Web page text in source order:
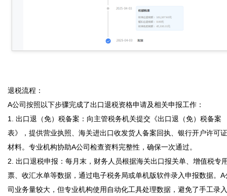
退税流程：
A公司按照以下步骤完成了出口退税资格申请及相关申报工作：
1. 出口退（免）税备案：向主管税务机关提交《出口退（免）税备案
表》，提供营业执照、海关进出口收发货人备案回执、银行开户许可
材料。专业机构协助A公司检查资料完整性，确保一次通过。
2. 出口退税申报：每月末，财务人员根据海关出口报关单、增值税专
票、收汇水单等数据，通过电子税务局或单机版软件录入申报数据。A
司业务量较大，但专业机构使用自动化工具处理数据，避免了手工录